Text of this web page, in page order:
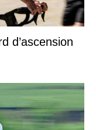
d’ascension